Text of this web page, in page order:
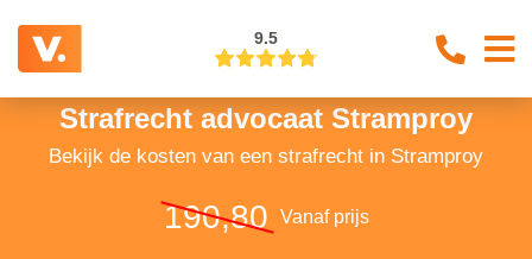
9.5
Strafrecht advocaat Stramproy
Bekijk de kosten van een strafrecht in Stramproy
190,80 Vanaf prijs